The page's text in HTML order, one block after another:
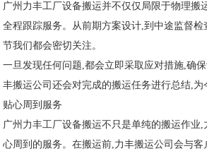
广州力丰工厂设备搬运并不仅仅局限于物理搬
全程跟踪服务。从前期方案设计,到中途监督
节我们都会密切关注。
一旦发现任何问题,都会立即采取应对措施,确
丰搬运公司还会对完成的搬运任务进行总结,为
贴心周到服务
广州力丰工厂设备搬运不只是单纯的搬运作业
心周到的服务。在搬运前,力丰搬运公司会与